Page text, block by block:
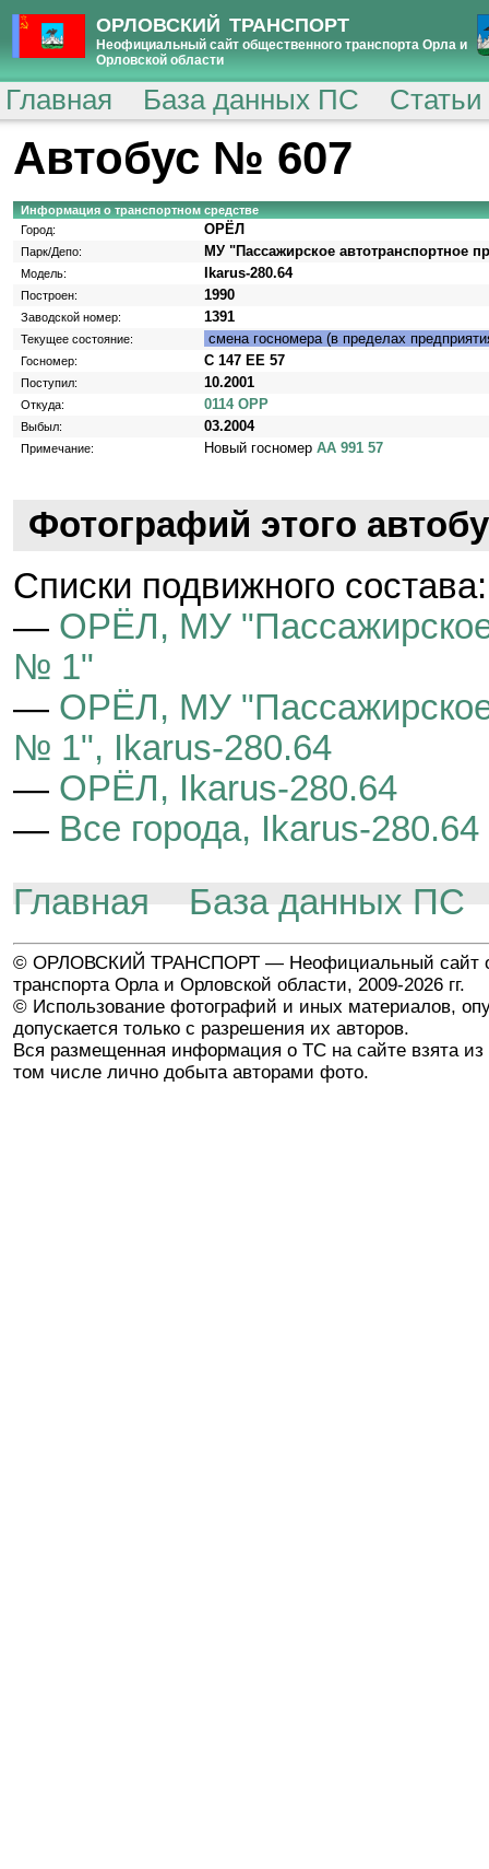
ОРЛОВСКИЙ ТРАНСПОРТ
Неофициальный сайт общественного транспорта Орла и
Орловской области
Главная База данных ПС
Автобус № 607
Информация о транспортном средстве
Город:
ОРЁЛ
Парк/Депо: МУ "Пассажирское автотранспортное
Модель: Ikarus-280.64
Построен: 1990
Заводской номер: 1391
Текущее состояние: смена госномера (в пределах
Госномер: С 147 ЕЕ 57
Поступил: 10.2001
Откуда: 0114 ОРР
Выбыл: 03.2004
Примечание: Новый госномер АА 991 57
Фотографий этого
Cписки подвижного состава:
— ОРЁЛ, МУ "Пассажирское
№ 1"
— ОРЁЛ, МУ "Пассажирское
№ 1", Ikarus-280.64
— ОРЁЛ, Ikarus-280.64
— Все города, Ikarus-280.64
Главная
База данных ПС
© ОРЛОВСКИЙ ТРАНСПОРТ — Неофициальный сайт
транспорта Орла и Орловской области, 2009-2026 гг.
© Использование фотографий и иных материалов,
допускается только с разрешения их авторов.
Вся размещенная информация о ТС на сайте взята из
том числе лично добыта авторами фото.